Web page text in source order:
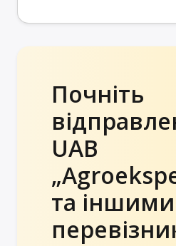
Почніть
UAB
та іншими